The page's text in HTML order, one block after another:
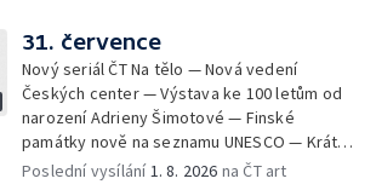
Mercury
31. července
Nový seriál ČT Na tělo — Nová vedení
Českých center — Výstava ke 100 letům od
narození Adrieny Šimotové — Finské
památky nově na seznamu UNESCO — Krátké
zprávy z kultury — Začíná Jiráskův Hronov —
Poslední vysílání1. 8. 2026 na ČT art